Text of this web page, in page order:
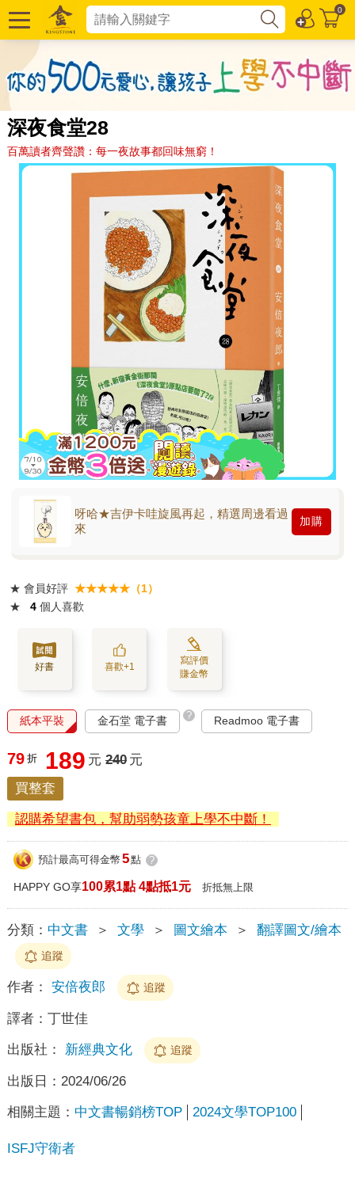
0
深夜食堂28
百萬讀者齊聲讚：每一夜故事都回味無窮！
呀哈★吉伊卡哇旋風再起，精選周邊看過
來
加購
★ 會員好評 ★★★★★（1）
★
4 個人喜歡
好書 喜歡+1
寫評價
賺金幣
紙本平裝 金石堂 電子書 ? Readmoo 電子書
79 折 189 元 240 元
買整套
認購希望書包，幫助弱勢孩童上學不中斷！
預計最高可得金幣 5點 ?
HAPPY GO享100累1點 4點抵1元 折抵無上限
分類： 中文書 ＞ 文學 ＞ 圖文繪本 ＞ 翻譯圖文/繪本
追蹤
作者： 安倍夜郎 追蹤
譯者： 丁世佳
出版社： 新經典文化 追蹤
出版日： 2024/06/26
相關主題： 中文書暢銷榜TOP 2024文學TOP100
ISFJ守衛者